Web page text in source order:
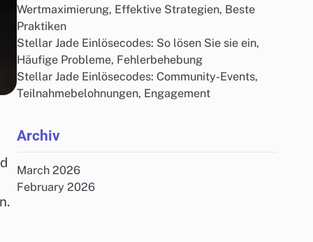
Wertmaximierung, Effektive Strategien, Beste
Praktiken
Stellar Jade Einlösecodes: So lösen Sie sie ein,
Häufige Probleme, Fehlerbehebung
Stellar Jade Einlösecodes: Community-Events,
Teilnahmebelohnungen, Engagement
Archiv
March 2026
February 2026